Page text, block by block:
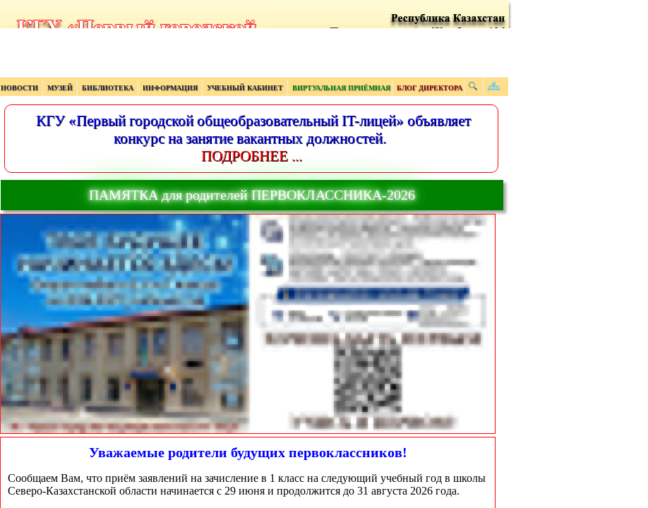
НОВОСТИ МУЗЕЙ БИБЛИОТЕКА ИНФОРМАЦИЯ УЧЕБНЫЙ КАБИНЕТ ВИРТУАЛЬНАЯ ПРИЁМНАЯ БЛОГ ДИРЕКТОРА
КГУ «Первый городской общеобразовательный IT-лицей» объявляет
конкурс на занятие вакантных должностей.
ПОДРОБНЕЕ ...
ПАМЯТКА для родителей ПЕРВОКЛАССНИКА-2026
Уважаемые родители будущих первоклассников!
Сообщаем Вам, что приём заявлений на зачисление в 1 класс на следующий учебный год в школы
Северо-Казахстанской области начинается с 29 июня и продолжится до 31 августа 2026 года.